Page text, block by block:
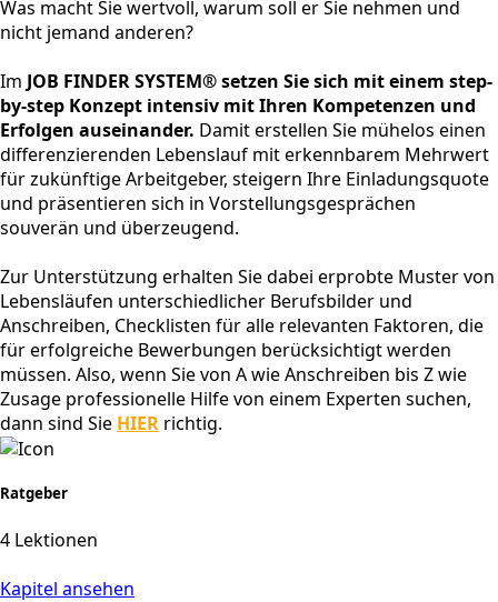
Was macht Sie wertvoll, warum soll er Sie nehmen und
nicht jemand anderen?
Im JOB FINDER SYSTEM® setzen Sie sich mit einem step-
by-step Konzept intensiv mit Ihren Kompetenzen und
Erfolgen auseinander. Damit erstellen Sie mühelos einen
differenzierenden Lebenslauf mit erkennbarem Mehrwert
für zukünftige Arbeitgeber, steigern Ihre Einladungsquote
und präsentieren sich in Vorstellungsgesprächen
souverän und überzeugend.
Zur Unterstützung erhalten Sie dabei erprobte Muster von
Lebensläufen unterschiedlicher Berufsbilder und
Anschreiben, Checklisten für alle relevanten Faktoren, die
für erfolgreiche Bewerbungen berücksichtigt werden
müssen. Also, wenn Sie von A wie Anschreiben bis Z wie
Zusage professionelle Hilfe von einem Experten suchen,
dann sind Sie HIER richtig.
Ratgeber
4 Lektionen
Kapitel ansehen